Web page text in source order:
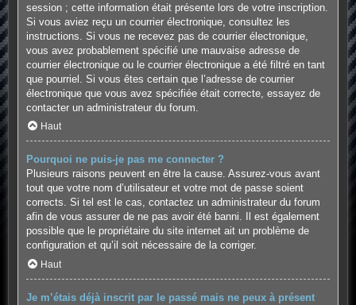
session ; cette information était présente lors de votre inscription.
Si vous aviez reçu un courrier électronique, consultez les
instructions. Si vous ne recevez pas de courrier électronique,
vous avez probablement spécifié une mauvaise adresse de
courrier électronique ou le courrier électronique a été filtré en tant
que pourriel. Si vous êtes certain que l’adresse de courrier
électronique que vous avez spécifiée était correcte, essayez de
contacter un administrateur du forum.
Haut
Pourquoi ne puis-je pas me connecter ?
Plusieurs raisons peuvent en être la cause. Assurez-vous avant
tout que votre nom d’utilisateur et votre mot de passe soient
corrects. Si tel est le cas, contactez un administrateur du forum
afin de vous assurer de ne pas avoir été banni. Il est également
possible que le propriétaire du site internet ait un problème de
configuration et qu’il soit nécessaire de la corriger.
Haut
Je m’étais déjà inscrit par le passé mais ne peux à présent